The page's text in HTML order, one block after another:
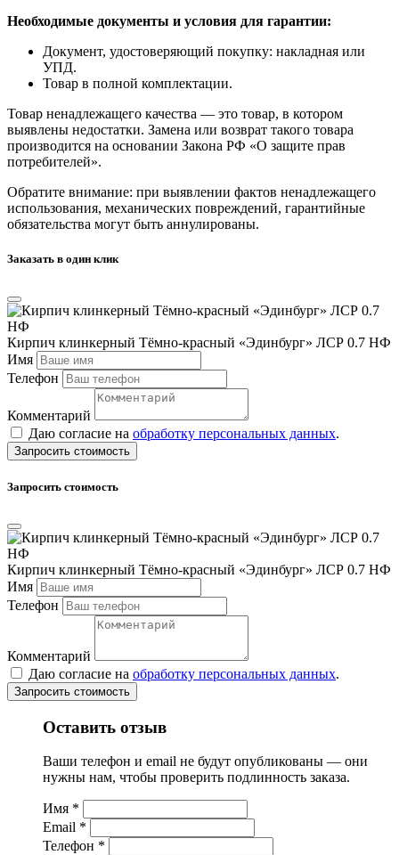
Необходимые документы и условия для гарантии:
Документ, удостоверяющий покупку: накладная или
УПД.
Товар в полной комплектации.
Товар ненадлежащего качества — это товар, в котором
выявлены недостатки. Замена или возврат такого товара
производится на основании Закона РФ «О защите прав
потребителей».
Обратите внимание: при выявлении фактов ненадлежащего
использования, механических повреждений, гарантийные
обязательства могут быть аннулированы.
Заказать в один клик
Кирпич клинкерный Тёмно-красный «Эдинбург» ЛСР 0.7 НФ
Имя
Телефон
Комментарий
Даю согласие на обработку персональных данных.
Запросить стоимость
Запросить стоимость
Кирпич клинкерный Тёмно-красный «Эдинбург» ЛСР 0.7 НФ
Имя
Телефон
Комментарий
Даю согласие на обработку персональных данных.
Запросить стоимость
Оставить отзыв
Ваши телефон и email не будут опубликованы — они
нужны нам, чтобы проверить подлинность заказа.
Имя *
Email *
Телефон *